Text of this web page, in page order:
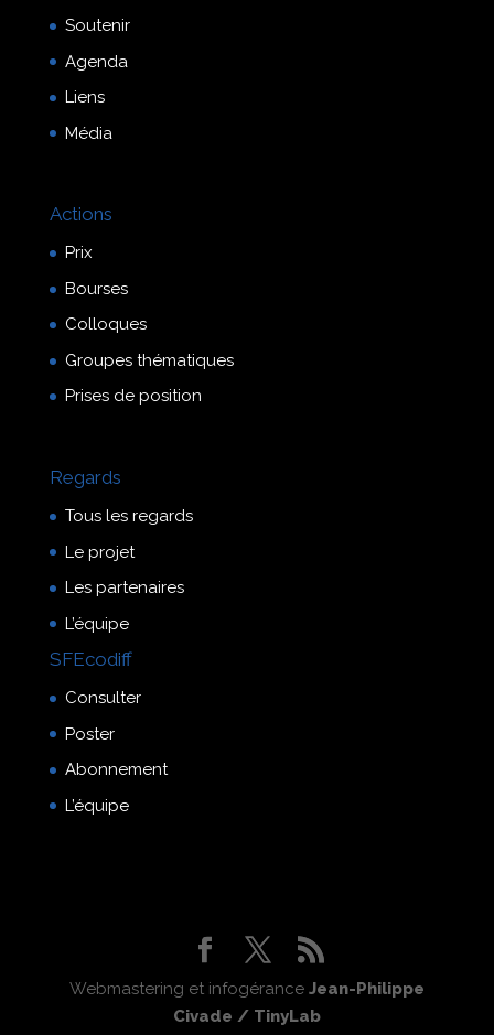
Soutenir
Agenda
Liens
Média
Actions
Prix
Bourses
Colloques
Groupes thématiques
Prises de position
Regards
Tous les regards
Le projet
Les partenaires
L’équipe
SFEcodiff
Consulter
Poster
Abonnement
L’équipe
Webmastering et infogérance Jean-Philippe
Civade / TinyLab